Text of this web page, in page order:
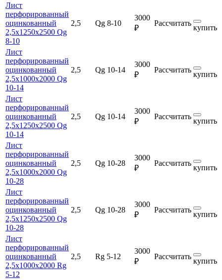
Лист
перфорированный
оцинкованный
2,5х1250х2500 Qg
8-10
2,5 Qg 8-10
3000
₽
Рассчитать
купить
Лист
перфорированный
оцинкованный
2,5х1000х2000 Qg
10-14
2,5 Qg 10-14
3000
₽
Рассчитать
купить
Лист
перфорированный
оцинкованный
2,5х1250х2500 Qg
10-14
2,5 Qg 10-14
3000
₽
Рассчитать
купить
Лист
перфорированный
оцинкованный
2,5х1000х2000 Qg
10-28
2,5 Qg 10-28
3000
₽
Рассчитать
купить
Лист
перфорированный
оцинкованный
2,5х1250х2500 Qg
10-28
2,5 Qg 10-28
3000
₽
Рассчитать
купить
Лист
перфорированный
оцинкованный
2,5х1000х2000 Rg
5-12
2,5 Rg 5-12
3000
₽
Рассчитать
купить